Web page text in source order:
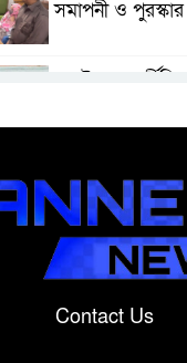
সমাপনী ও
বড়াইগ্রামে
জুলাই সনদ
বাগাতিপাড়ায়
দিবসে আলোচনা
Contact Us